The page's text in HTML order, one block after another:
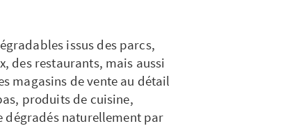
issus des parcs,
des restaurants, mais aussi
magasins de vente au détail
produits de cuisine,
naturellement par